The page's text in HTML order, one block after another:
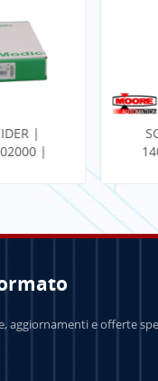
|
|
aggiornamenti e offerte